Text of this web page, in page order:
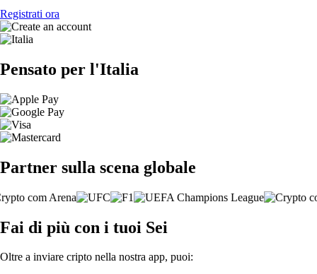
Registrati ora
Pensato per l'Italia
Partner sulla scena globale
Fai di più con i tuoi Sei
Oltre a inviare cripto nella nostra app, puoi: